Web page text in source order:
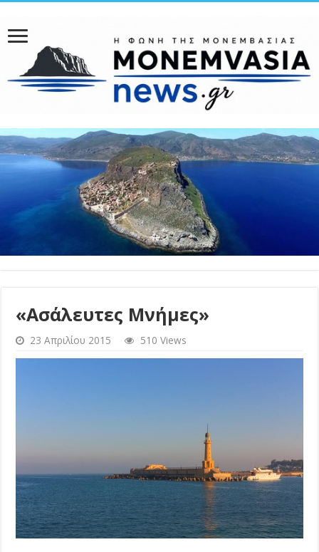
«Ασάλευτες Μνήμες»
23 Απριλίου 2015 510 Views